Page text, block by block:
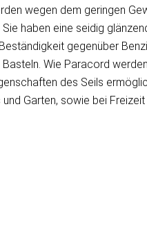
wegen dem geringen
haben eine seidig
gegenüber
Wie Paracord
des Seils
Garten, sowie bei